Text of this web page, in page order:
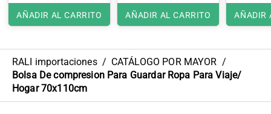
AÑADIR AL CARRITO AÑADIR AL CARRITO AÑADIR
RALI importaciones / CATÁLOGO POR MAYOR /
Bolsa De compresion Para Guardar Ropa Para Viaje/
Hogar 70x110cm